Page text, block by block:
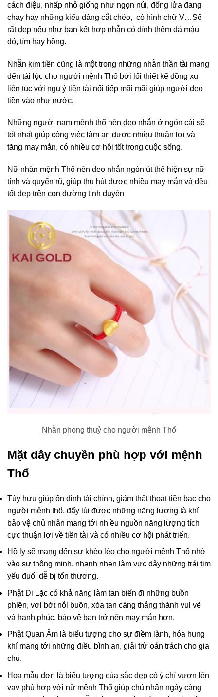
cách điệu, nhấp nhô giống như ngọn núi, đống lửa đang
cháy hay những kiểu dáng cắt chéo, có hình chữ V…Sẽ
rất đẹp nếu như bạn kết hợp nhẫn có đính thêm đá màu
đỏ, tím hay hồng.
Nhẫn kim tiền cũng là một trong những nhẫn thần tài mang
đến tài lộc cho người mệnh Thổ bởi lối thiết kế đồng xu
liên tục với ngụ ý tiền tài nối tiếp mãi mãi giúp người đeo
tiền vào như nước.
Những người nam mệnh thổ nên đeo nhẫn ở ngón cái sẽ
tốt nhất giúp công việc làm ăn được nhiều thuận lợi và
tăng may mắn, có nhiều cơ hội tốt trong cuộc sống.
Nữ nhân mệnh Thổ nên đeo nhẫn ngón út thể hiện sự nữ
tính và quyến rũ, giúp thu hút được nhiều may mắn và đều
tốt đẹp trên con đường tình duyên
Nhẫn phong thuỷ cho người mệnh Thổ
Mặt dây chuyền phù hợp với mệnh
Thổ
Tùy hưu giúp ổn định tài chính, giảm thất thoát tiền bạc cho
người mệnh thổ, đẩy lùi được những năng lượng tà khí
bảo vệ chủ nhân mang tới nhiều nguồn năng lượng tích
cực thuận lợi về tiền tài và có nhiều cơ hội phát triển.
Hồ ly sẽ mang đến sự khéo léo cho người mệnh Thổ nhờ
vào sự thông minh, nhanh nhẹn làm vực dậy những trái tim
yếu đuối dễ bị tổn thương.
Phật Di Lặc có khả năng làm tan biến đi những buồn
phiền, vơi bớt nỗi buồn, xóa tan căng thẳng thành vui vẻ
và hạnh phúc, bảo vệ bạn trở nên may mắn hơn.
Phật Quan Âm là biểu tượng cho sự điềm lành, hóa hung
khí mang tới những điều bình an, giải trừ oán trách cho gia
chủ.
Hoa mẫu đơn là biểu tượng của sắc đẹp có ý chí vươn lên
vav phù hợp với nữ mệnh Thổ giúp chủ nhân ngày càng